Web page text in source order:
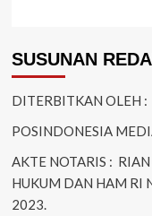
SUSUNAN
DITERBITKAN OLEH :
POSINDONESIA
AKTE NOTARIS :
HUKUM DAN HAM RI
2023.